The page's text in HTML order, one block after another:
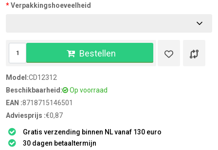
Verpakkingshoeveelheid
Bestellen
Model:CD12312
Beschikbaarheid:
Op voorraad
EAN :8718715146501
Adviesprijs :€0,87
Gratis verzending binnen NL vanaf 130 euro
30 dagen betaaltermijn